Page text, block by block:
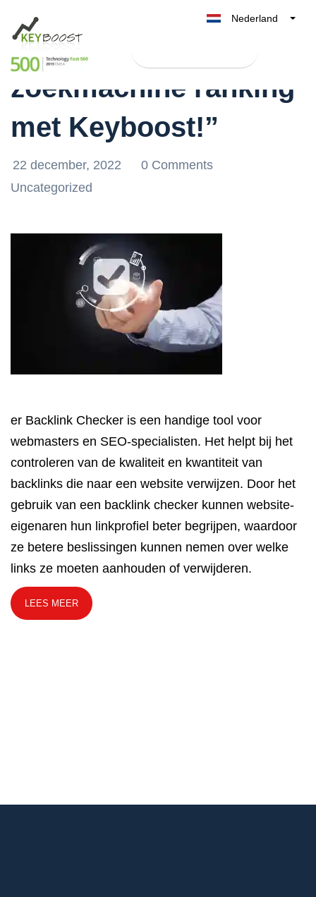
Nederland
België
Deutschland
“Verhoog uw
zoekmachine ranking
met Keyboost!”
22 december, 2022
0 Comments
Uncategorized
er Backlink Checker is een handige tool voor
webmasters en SEO-specialisten. Het helpt bij het
controleren van de kwaliteit en kwantiteit van
backlinks die naar een website verwijzen. Door het
gebruik van een backlink checker kunnen website-
eigenaren hun linkprofiel beter begrijpen, waardoor
ze betere beslissingen kunnen nemen over welke
links ze moeten aanhouden of verwijderen.
LEES MEER